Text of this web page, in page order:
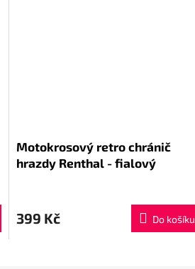
Motokrosový retro chránič
hrazdy Renthal - fialový
399 Kč Do košíku